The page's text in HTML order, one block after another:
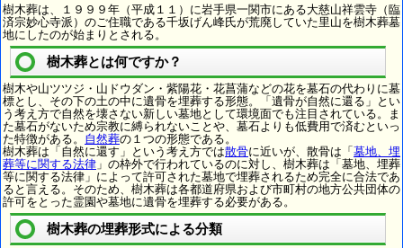
樹木葬は、１９９９年（平成１１）に岩手県一関市にある大慈山祥雲寺（臨
済宗妙心寺派）のご住職である千坂げん峰氏が荒廃していた里山を樹木葬墓
地にしたのが始まりとされる。
樹木葬とは何ですか？
樹木や山ツツジ・山ドウダン・紫陽花・花菖蒲などの花を墓石の代わりに墓
標とし、その下の土の中に遺骨を埋葬する形態。「遺骨が自然に還る」とい
う考え方で自然を壊さない新しい墓地として環境面でも注目されている。ま
た墓石がないため宗教に縛られないことや、墓石よりも低費用で済むといっ
た特徴がある。 自然葬の１つの形態である。
樹木葬は「自然に還す」という考え方では散骨に近いが、散骨は「 墓地、埋
葬等に関する法律 」の枠外で行われているのに対し、樹木葬は「墓地、埋葬
等に関する法律」によって許可された墓地で埋葬されるため完全に合法であ
ると言える。そのため、樹木葬は各都道府県および市町村の地方公共団体の
許可をとった霊園や墓地に遺骨を埋葬する必要がある。
樹木葬の埋葬形式による分類